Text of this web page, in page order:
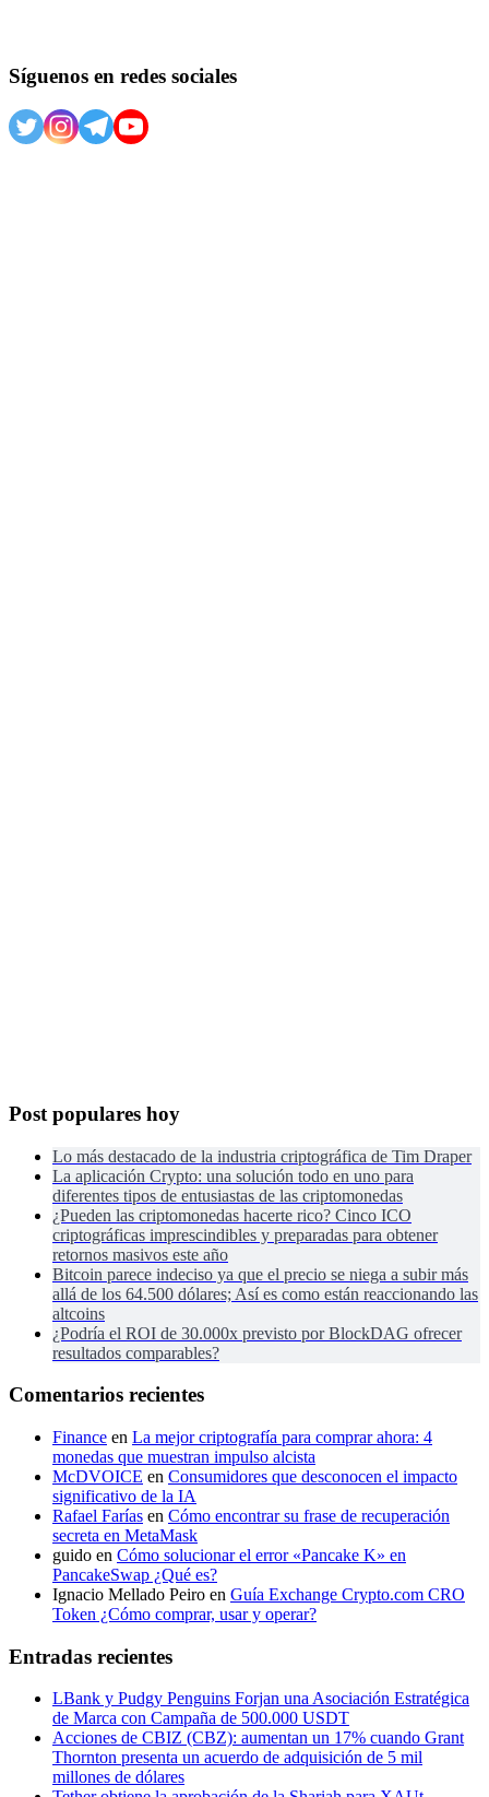
Síguenos en redes sociales
Post populares hoy
Lo más destacado de la industria criptográfica de Tim Draper
La aplicación Crypto: una solución todo en uno para
diferentes tipos de entusiastas de las criptomonedas
¿Pueden las criptomonedas hacerte rico? Cinco ICO
criptográficas imprescindibles y preparadas para obtener
retornos masivos este año
Bitcoin parece indeciso ya que el precio se niega a subir más
allá de los 64.500 dólares; Así es como están reaccionando las
altcoins
¿Podría el ROI de 30.000x previsto por BlockDAG ofrecer
resultados comparables?
Comentarios recientes
Finance en La mejor criptografía para comprar ahora: 4
monedas que muestran impulso alcista
McDVOICE en Consumidores que desconocen el impacto
significativo de la IA
Rafael Farías en Cómo encontrar su frase de recuperación
secreta en MetaMask
guido en Cómo solucionar el error «Pancake K» en
PancakeSwap ¿Qué es?
Ignacio Mellado Peiro en Guía Exchange Crypto.com CRO
Token ¿Cómo comprar, usar y operar?
Entradas recientes
LBank y Pudgy Penguins Forjan una Asociación Estratégica
de Marca con Campaña de 500.000 USDT
Acciones de CBIZ (CBZ): aumentan un 17% cuando Grant
Thornton presenta un acuerdo de adquisición de 5 mil
millones de dólares